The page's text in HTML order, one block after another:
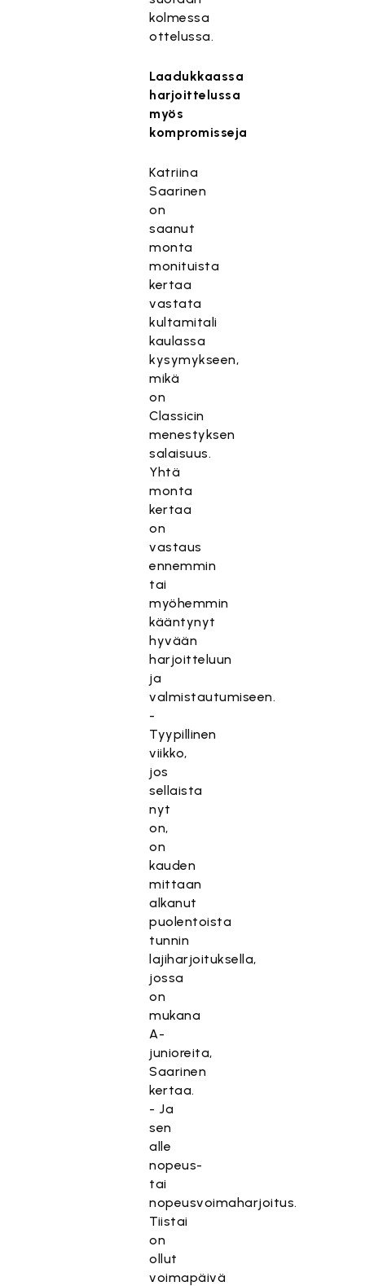
kolmessa
ottelussa.
Laadukkaassa
harjoittelussa
myös
kompromisseja
Katriina
Saarinen
on
saanut
monta
monituista
kertaa
vastata
kultamitali
kaulassa
kysymykseen,
mikä
on
Classicin
menestyksen
salaisuus.
Yhtä
monta
kertaa
on
vastaus
ennemmin
tai
myöhemmin
kääntynyt
hyvään
harjoitteluun
ja
valmistautumiseen.
-
Tyypillinen
viikko,
jos
sellaista
nyt
on,
on
kauden
mittaan
alkanut
puolentoista
tunnin
lajiharjoituksella,
jossa
on
mukana
A-
junioreita,
Saarinen
kertaa.
- Ja
sen
alle
nopeus-
tai
nopeusvoimaharjoitus.
Tiistai
on
ollut
voimapäivä